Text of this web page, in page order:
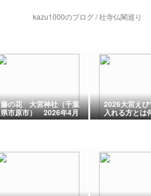
kazu1000のブログ / 社寺仏閣巡り
藤の花 大宮神社（千葉
県市原市） 2026年4月
22日
2026大宮え
入れる方とは
るのだろうか